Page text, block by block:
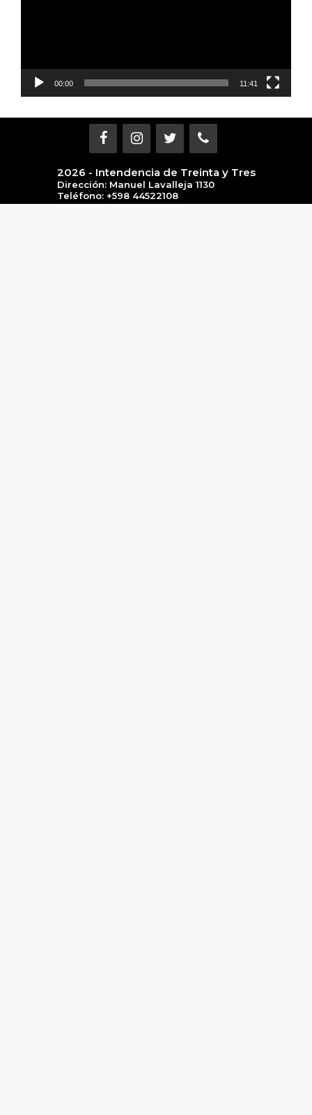
00:00 11:41
2026 - Intendencia de Treinta y Tres
Dirección: Manuel Lavalleja 1130
Teléfono: +598 44522108